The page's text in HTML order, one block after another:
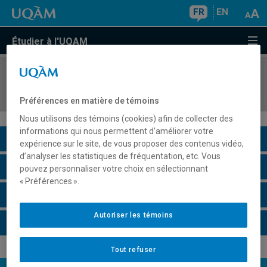
FR EN
Étudier à l'UQAM
COURS//
Description du cours
Horaire - Été 2026
Préférences en matière de témoins
Nous utilisons des témoins (cookies) afin de collecter des
informations qui nous permettent d’améliorer votre
expérience sur le site, de vous proposer des contenus vidéo,
d’analyser les statistiques de fréquentation, etc. Vous
pouvez personnaliser votre choix en sélectionnant
« Préférences ».
Tout refuser
Autoriser les témoins